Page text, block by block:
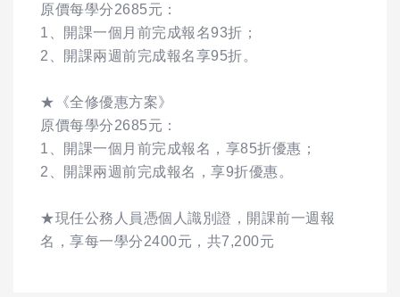
原價每學分2685元：
1、開課一個月前完成報名93折；
2、開課兩週前完成報名享95折。
★《全修優惠方案》
原價每學分2685元：
1、開課一個月前完成報名，享85折優惠；
2、開課兩週前完成報名，享9折優惠。
★現任公務人員憑個人識別證，開課前一週報
名，享每一學分2400元，共7,200元